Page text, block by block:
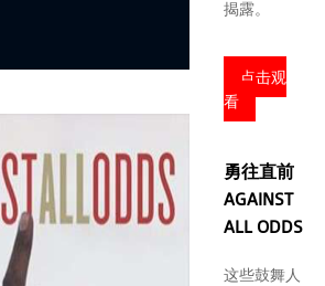
揭露。
点击观
看
勇往直前
AGAINST
ALL ODDS
这些鼓舞人